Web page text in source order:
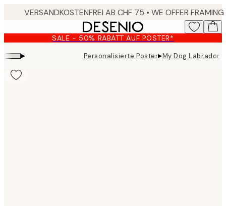
content.
SALE - 50% RABATT AUF POSTER*
▸ Personalisierte Poster▸My Dog Labrador